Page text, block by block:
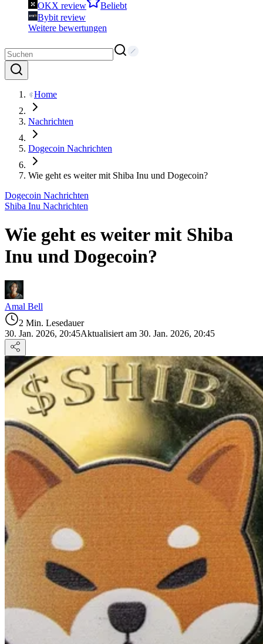
OKX review
Beliebt
Bybit review
Weitere bewertungen
Home
Nachrichten
Dogecoin Nachrichten
Wie geht es weiter mit Shiba Inu und Dogecoin?
Dogecoin Nachrichten
Shiba Inu Nachrichten
Wie geht es weiter mit Shiba
Inu und Dogecoin?
Amal Bell
2 Min. Lesedauer
30. Jan. 2026, 20:45Aktualisiert am 30. Jan. 2026, 20:45